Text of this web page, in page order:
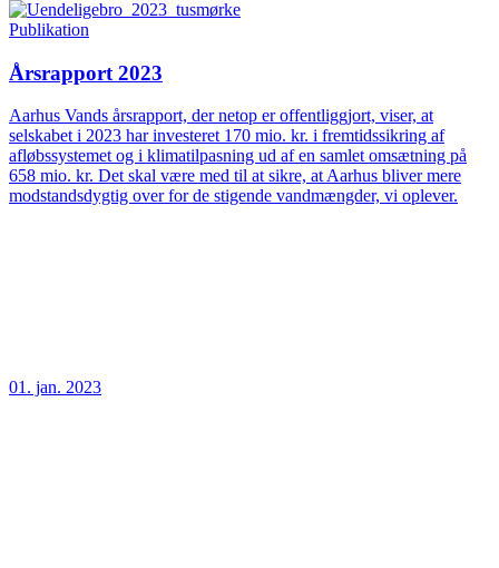
Publikation
Årsrapport 2023
Aarhus Vands årsrapport, der netop er offentliggjort, viser, at
selskabet i 2023 har investeret 170 mio. kr. i fremtidssikring af
afløbssystemet og i klimatilpasning ud af en samlet omsætning på
658 mio. kr. Det skal være med til at sikre, at Aarhus bliver mere
modstandsdygtig over for de stigende vandmængder, vi oplever.
01. jan. 2023